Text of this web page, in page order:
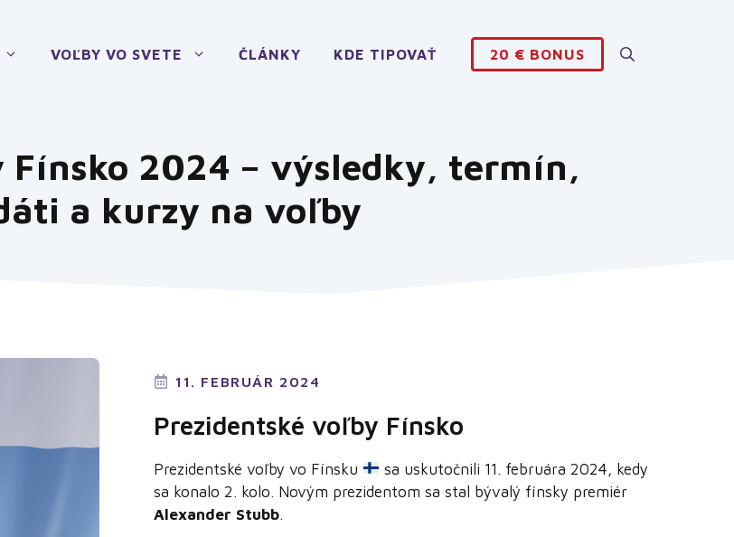
VOĽBY VO SVETE ČLÁNKY KDE TIPOVAŤ 20 € BONUS
Fínsko 2024 – výsledky, termín,
a kurzy na voľby
11. FEBRUÁR 2024
Prezidentské voľby Fínsko
Prezidentské voľby vo Fínsku
sa uskutočnili 11. februára 2024, kedy
sa konalo 2. kolo. Novým prezidentom sa stal bývalý fínsky premiér
Alexander Stubb.